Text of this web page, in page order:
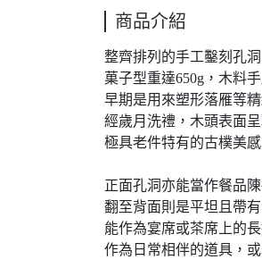
商品介紹
整齊排列的手工鑿刻孔
菓子型重達650g，木料
早期是用來塑形落雁等
經歲月洗禮，木頭表面
極具老件特有的古樸美感
正面孔洞亦能當作餐品
翻至背面則是平坦且帶
能作為宴席或茶席上的
作為日常相伴的道具，